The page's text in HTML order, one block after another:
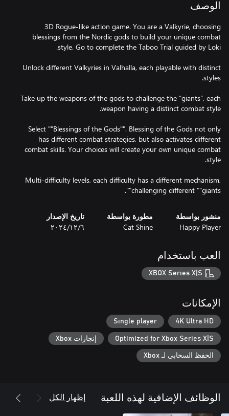
الوصف
3D Rogue-like action game. You are a Valkyrie, choosing
blessings from the Nordic gods to build your unique combat
Unlock different Valkyries in Valhalla, each playable with distinct
Take up the weapons of the gods to challenge the “giants”, each
Select ""Blessings of the Gods"". Blessing of the Gods not only
has different combat strategies, but also activates different
combat skills. Your choices will create your own unique combat
Multi-difficulty levels, each difficulty has a different mechanism,
challenging different ""giants"".
منشور بواسطة
Happy Player
مطورة بواسطة
Cat Shine
تاريخ الإصدار
٦‏/١٢‏/٢٠٢٤
العب باستخدام
XBOX Series X|S
الإمكانات
4K Ultra HD
Single player
Optimized for Xbox Series X|S إنجازات Xbox
الحفظ السحابي لـ Xbox
الوظائف الإضافية لهذه اللعبة إظهار الكل